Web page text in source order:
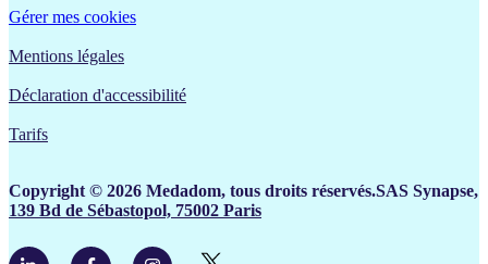
Gérer mes cookies
Mentions légales
Déclaration d'accessibilité
Tarifs
Copyright © 2026 Medadom, tous droits réservés.SAS Synapse,
139 Bd de Sébastopol, 75002 Paris